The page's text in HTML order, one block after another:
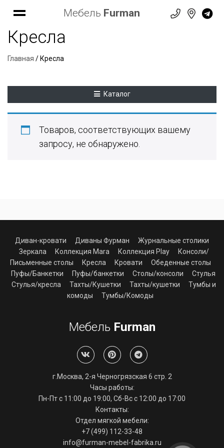
Мебель Furman
Кресла
Главная / Кресла
Каталог
Товаров, соответствующих вашему
запросу, не обнаружено.
Диван-кровати Диваны Фурман
Журнальные столики
Зеркала
Коллекция Mara Коллекция Play
Консоли/
Письменные столы
Кресла Кровати
Обеденные столы
Пуфы/Банкетки
Пуфы/банкетки Столы/консоли
Стулья
Стулья/кресла
Тахты/Кушетки Тахты/кушетки
Тумбы и
комоды
Тумбы/Комоды
Мебель Furman
г.Москва, 2-я Черногрязская 6 стр. 2
Часы работы:
Пн-Пт с 11:00 до 19:00, Сб-Вс с 12:00 до 17:00
Контакты:
Отдел мягкой мебели:
+7 (499) 112-33-48
info@furman-mebel-fabrika.ru